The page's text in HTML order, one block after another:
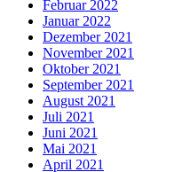
Februar 2022
Januar 2022
Dezember 2021
November 2021
Oktober 2021
September 2021
August 2021
Juli 2021
Juni 2021
Mai 2021
April 2021